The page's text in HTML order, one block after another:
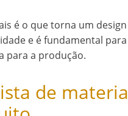
é o que torna um
e é fundamental para
para a produção.
de